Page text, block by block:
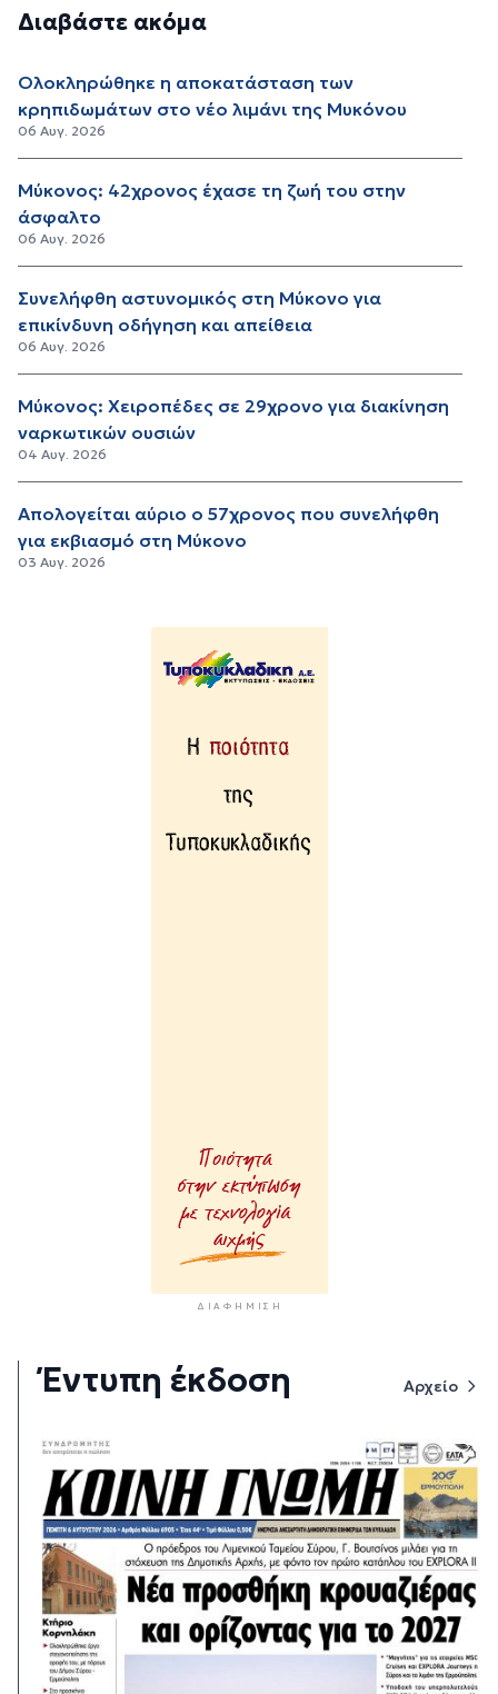
Διαβάστε ακόμα
Ολοκληρώθηκε η αποκατάσταση των
κρηπιδωμάτων στο νέο λιμάνι της Μυκόνου
06 Αυγ. 2026
Μύκονος: 42χρονος έχασε τη ζωή του στην
άσφαλτο
06 Αυγ. 2026
Συνελήφθη αστυνομικός στη Μύκονο για
επικίνδυνη οδήγηση και απείθεια
06 Αυγ. 2026
Μύκονος: Χειροπέδες σε 29χρονο για διακίνηση
ναρκωτικών ουσιών
04 Αυγ. 2026
Απολογείται αύριο ο 57χρονος που συνελήφθη
για εκβιασμό στη Μύκονο
03 Αυγ. 2026
ΔΙΑΦΉΜΙΣΗ
Έντυπη έκδοση Αρχείο